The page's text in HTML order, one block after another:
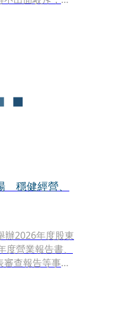
穩健經營、
辦2026年度股東
營業報告書、
審查報告等事